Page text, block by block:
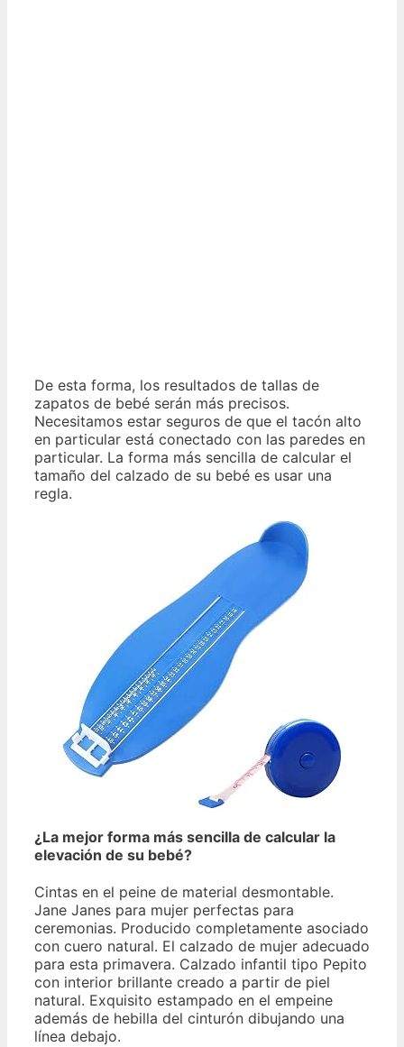
De esta forma, los resultados de tallas de
zapatos de bebé serán más precisos.
Necesitamos estar seguros de que el tacón alto
en particular está conectado con las paredes en
particular. La forma más sencilla de calcular el
tamaño del calzado de su bebé es usar una
regla.
¿La mejor forma más sencilla de calcular la
elevación de su bebé?
Cintas en el peine de material desmontable.
Jane Janes para mujer perfectas para
ceremonias. Producido completamente asociado
con cuero natural. El calzado de mujer adecuado
para esta primavera. Calzado infantil tipo Pepito
con interior brillante creado a partir de piel
natural. Exquisito estampado en el empeine
además de hebilla del cinturón dibujando una
línea debajo.